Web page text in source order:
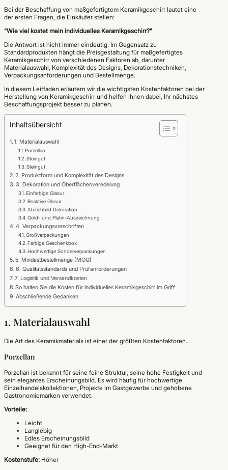
Bei der Beschaffung von maßgefertigtem Keramikgeschirr lautet eine
der ersten Fragen, die Einkäufer stellen:
“Wie viel kostet mein individuelles Keramikgeschirr?”
Die Antwort ist nicht immer eindeutig. Im Gegensatz zu
Standardprodukten hängt die Preisgestaltung für maßgefertigtes
Keramikgeschirr von verschiedenen Faktoren ab, darunter
Materialauswahl, Komplexität des Designs, Dekorationstechniken,
Verpackungsanforderungen und Bestellmenge.
In diesem Leitfaden erläutern wir die wichtigsten Kostenfaktoren bei der
Herstellung von Keramikgeschirr und helfen Ihnen dabei, Ihr nächstes
Beschaffungsprojekt besser zu planen.
Inhaltsübersicht
1. Materialauswahl
Porzellan
Steingut
Steingut
2. Produktform und Komplexität des Designs
3. Dekoration und Oberflächenveredelung
Einfarbige Glasur
Reaktive Glasur
Abziehbild Dekoration
Gold- und Platin-Auszeichnung
4. Verpackungsvorschriften
Großverpackungen
Farbige Geschenkbox
Hochwertige Sonderverpackungen
5. Mindestbestellmenge (MOQ)
6. Qualitätsstandards und Prüfanforderungen
7. Logistik und Versandkosten
So halten Sie die Kosten für individuelles Keramikgeschirr im Griff
Abschließende Gedanken
1. Materialauswahl
Die Art des Keramikmaterials ist einer der größten Kostenfaktoren.
Porzellan
Porzellan ist bekannt für seine feine Struktur, seine hohe Festigkeit und
sein elegantes Erscheinungsbild. Es wird häufig für hochwertige
Einzelhandelskollektionen, Projekte im Gastgewerbe und gehobene
Gastronomiemarken verwendet.
Vorteile:
Leicht
Langlebig
Edles Erscheinungsbild
Geeignet für den High-End-Markt
Kostenstufe: Höher